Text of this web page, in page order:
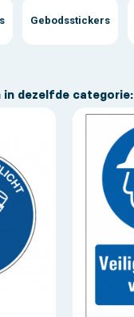
Gebodsstickers
in dezelfde categorie: